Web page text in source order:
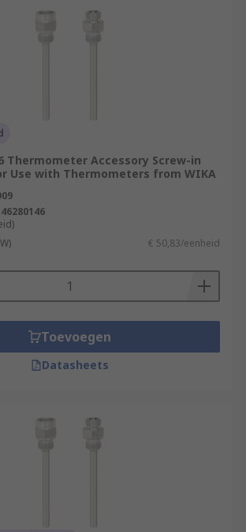
Thermometer Accessory Screw-in
Use with Thermometers from WIKA
46280146
€ 50,83/eenheid
Toevoegen
Datasheets